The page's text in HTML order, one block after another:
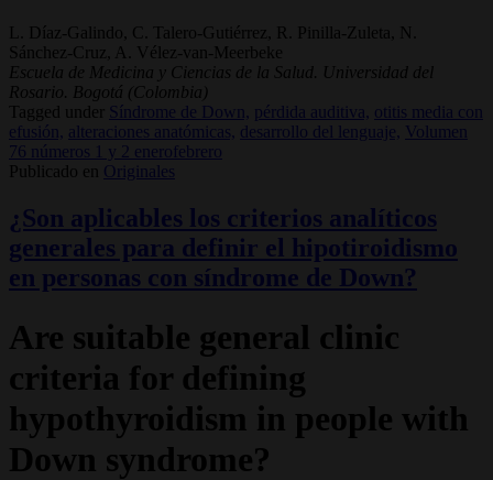
L. Díaz-Galindo, C. Talero-Gutiérrez, R. Pinilla-Zuleta, N.
Sánchez-Cruz, A. Vélez-van-Meerbeke
Escuela de Medicina y Ciencias de la Salud. Universidad del
Rosario. Bogotá (Colombia)
Tagged under
Síndrome de Down, pérdida auditiva, otitis media con
efusión, alteraciones anatómicas, desarrollo del lenguaje, Volumen
76 números 1 y 2 enerofebrero
Publicado en Originales
¿Son aplicables los criterios analíticos
generales para definir el hipotiroidismo
en personas con síndrome de Down?
Are suitable general clinic
criteria for defining
hypothyroidism in people with
Down syndrome?